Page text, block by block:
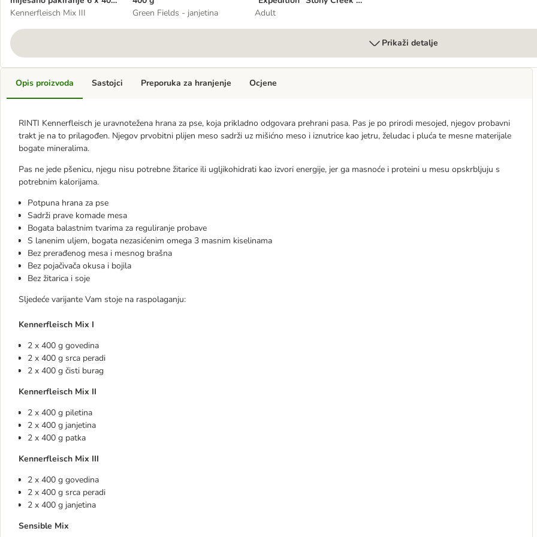
g
Kennerfleisch Mix III
Green Fields - janjetina
perad s govedinom 1x 400g
Adult
Prikaži detalje
Opis proizvoda
RINTI Kennerfleisch je uravnotežena hrana za pse, koja prikladno odgovara prehrani pasa. Pas je po prirodi mesojed, njegov probavni
trakt je na to prilagođen. Njegov prvobitni plijen meso sadrži uz mišićno meso i iznutrice kao jetru, želudac i pluća te mesne materijale
bogate mineralima.
Pas ne jede pšenicu, njegu nisu potrebne žitarice ili ugljikohidrati kao izvori energije, jer ga masnoće i proteini u mesu opskrbljuju s
potrebnim kalorijama.
Potpuna hrana za pse
Sadrži prave komade mesa
Bogata balastnim tvarima za reguliranje probave
S lanenim uljem, bogata nezasićenim omega 3 masnim kiselinama
Bez prerađenog mesa i mesnog brašna
Bez pojačivača okusa i bojila
Bez žitarica i soje
Sljedeće varijante Vam stoje na raspolaganju:
Kennerfleisch Mix I
2 x 400 g govedina
2 x 400 g srca peradi
2 x 400 g čisti burag
Kennerfleisch Mix II
2 x 400 g piletina
2 x 400 g janjetina
2 x 400 g patka
Kennerfleisch Mix III
2 x 400 g govedina
2 x 400 g srca peradi
2 x 400 g janjetina
Sensible Mix
Sastojci Preporuka za hranjenje Ocjene